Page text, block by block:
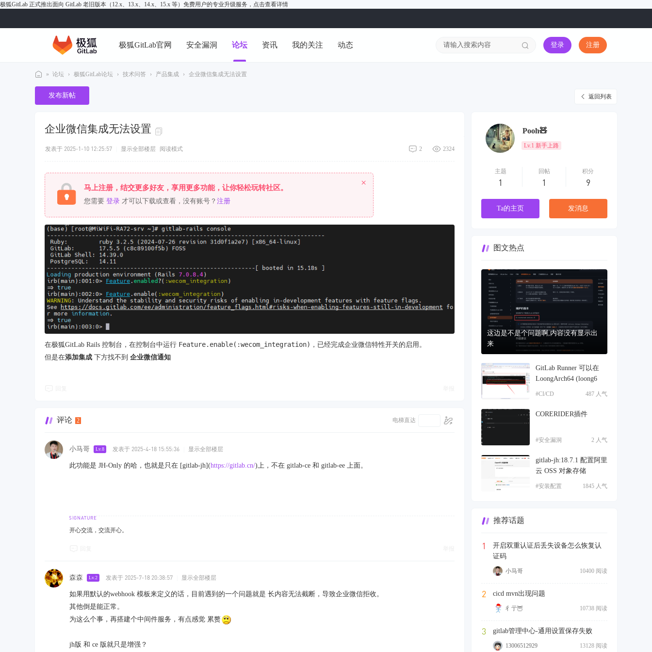
极狐GitLab 正式推出面向 GitLab 老旧版本（12.x、13.x、14.x、15.x 等）免费用户的专业升级服务， 点击查看详情
极狐GitLab官网 安全漏洞 论坛 资讯 我的关注 动态 登录 注册
极
狐
» 论坛 › 极狐GitLab论坛 › 技术问答 › 产品集成 › 企业微信集成无法设置
返回列表
发布新帖
企业微信集成无法设置
2324
2
发表于 2025-1-10 12:25:57 显示全部楼层 阅读模式
马上注册，结交更多好友，享用更多功能，让你轻松玩转社区。
您需要 登录 才可以下载或查看，没有账号？ 注册
×
在极狐GitLab Rails 控制台，在控制台中运行 Feature.enable(:wecom_integration) ，已经完成企业微信特性开关的启用。
但是在添加集成 下方找不到 企业微信通知
电梯直达
评论 2
小马哥 Lv.8 发表于 2025-4-18 15:55:36 显示全部楼层
此功能是 JH-Only 的哈，也就是只在 [gitlab-jh](https://gitlab.cn/)上，不在 gitlab-ce 和 gitlab-ee 上面。
开心交流，交流开心。
森森 Lv.2 发表于 2025-7-18 20:38:57 显示全部楼层
如果用默认的webhook 模板来定义的话，目前遇到的一个问题就是 长内容无法截断，导致企业微信拒收。
其他倒是能正常。
为这么个事，再搭建个中间件服务，有点感觉 累赘
jh版 和 ce 版就只是增强？
Pooh🧸
Lv.1 新手上路
主题
1
回帖
1
积分
9
Ta的主页 发消息
图文热点
这边是不是个问题啊,内容没有显示出
来
GitLab Runner 可以在
LoongArch64 (loong6
487 人气
#CI/CD
CORERIDER插件
2 人气
#安全漏洞
gitlab-jh:18.7.1 配置阿里
云 OSS 对象存储
1845 人气
#安装配置
推荐话题
1
开启双重认证后丢失设备怎么恢复认
证码
10400 阅读
小马哥
2 cicd mvn出现问题
10738 阅读
彳亍🦉
3 gitlab管理中心-通用设置保存失败
13128 阅读
13006512929